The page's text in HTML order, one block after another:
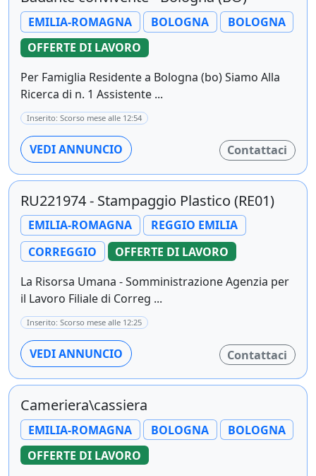
EMILIA-ROMAGNA BOLOGNA
BOLOGNA
OFFERTE DI LAVORO
Per Famiglia Residente a Bologna (bo) Siamo Alla
Ricerca di n. 1 Assistente ...
Inserito: Scorso mese alle 12:54
VEDI ANNUNCIO Contattaci
RU221974 - Stampaggio Plastico (RE01)
EMILIA-ROMAGNA
REGGIO EMILIA
CORREGGIO
OFFERTE DI LAVORO
La Risorsa Umana - Somministrazione Agenzia per
il Lavoro Filiale di Correg ...
Inserito: Scorso mese alle 12:25
VEDI ANNUNCIO Contattaci
Cameriera\cassiera
EMILIA-ROMAGNA BOLOGNA
BOLOGNA
OFFERTE DI LAVORO